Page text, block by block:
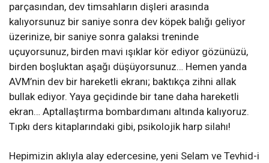
parçasından, dev timsahların dişleri arasında
kalıyorsunuz bir saniye sonra dev köpek balığı geliyor
üzerinize, bir saniye sonra galaksi treninde
uçuyorsunuz, birden mavi ışıklar kör ediyor gözünüzü,
birden boşluktan aşağı düşüyorsunuz… Hemen yanda
AVM’nin dev bir hareketli ekranı; baktıkça zihni allak
bullak ediyor. Yaya geçidinde bir tane daha hareketli
ekran… Aptallaştırma bombardımanı altında kalıyoruz.
Tıpkı ders kitaplarındaki gibi, psikolojik harp silahı!
Hepimizin aklıyla alay edercesine, yeni Selam ve Tevhid-i